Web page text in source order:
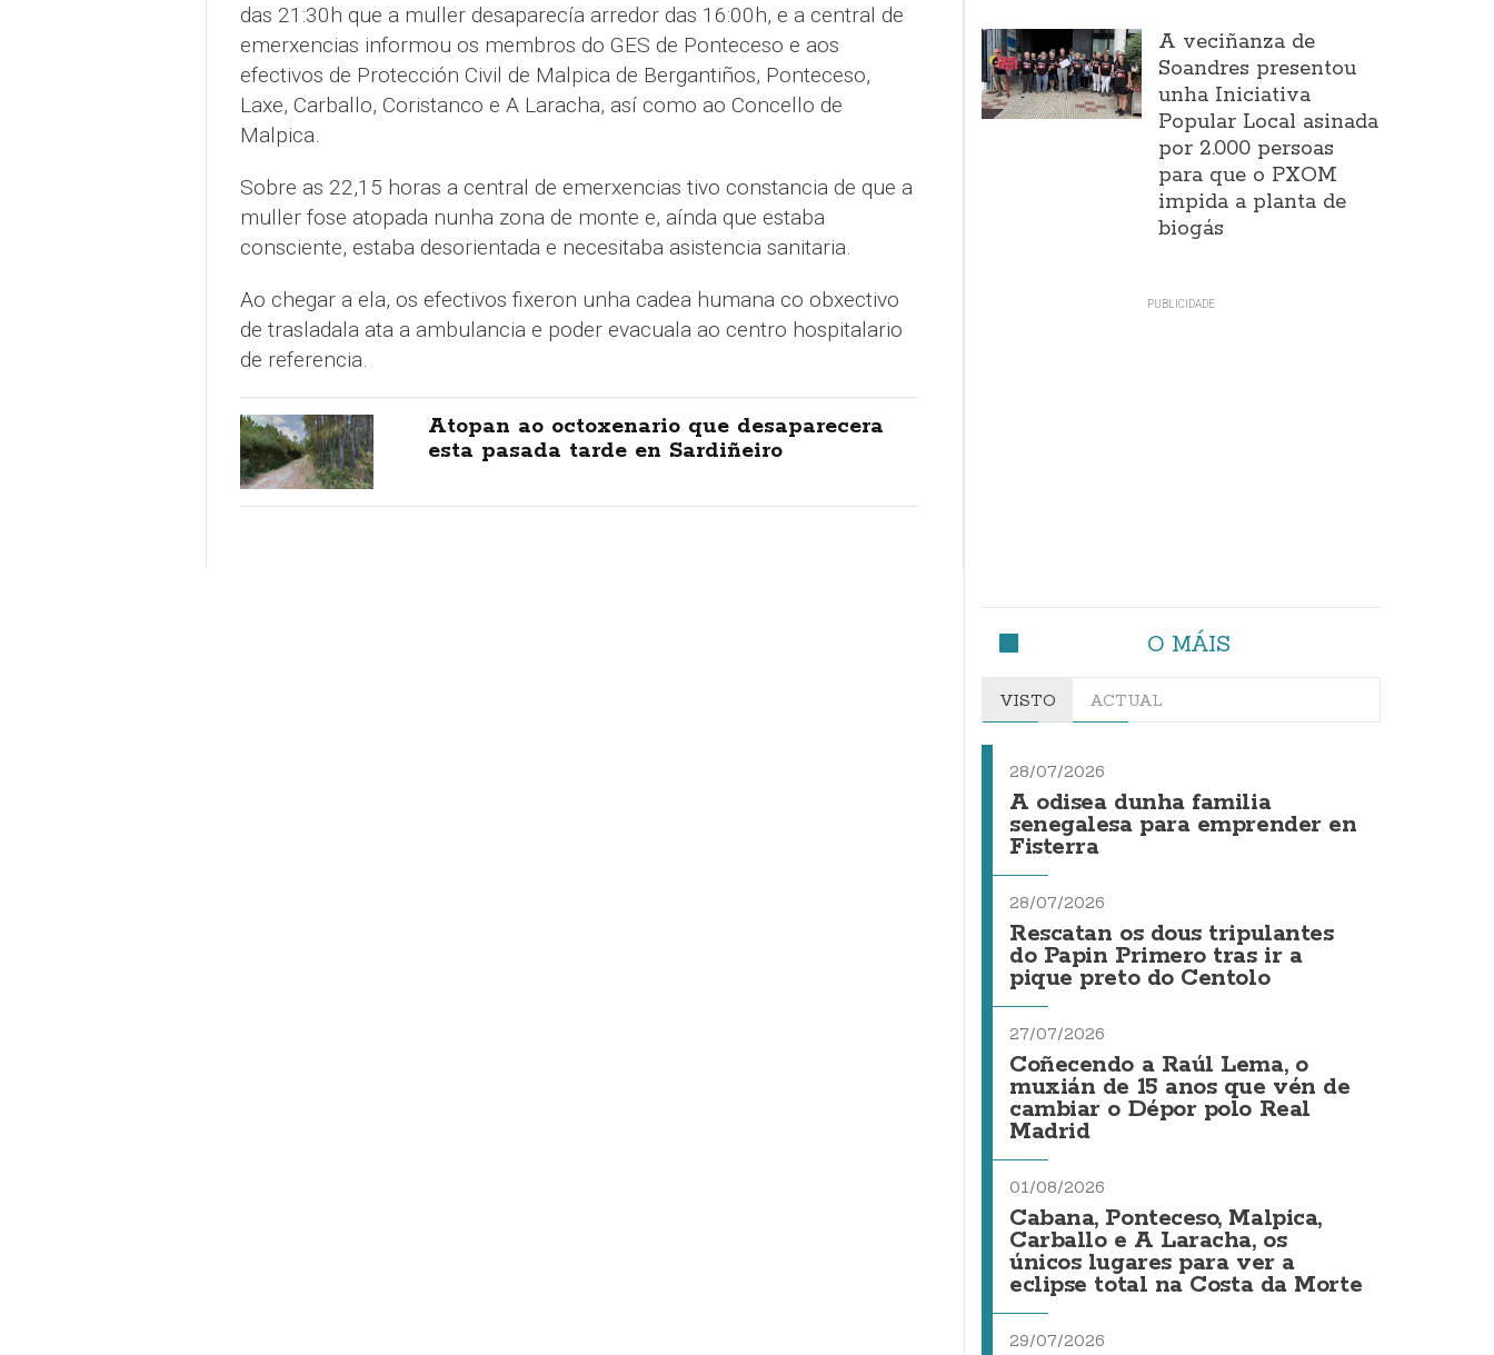
das 21:30h que a muller desaparecía arredor das 16:00h, e a central de
emerxencias informou os membros do GES de Ponteceso e aos
efectivos de Protección Civil de Malpica de Bergantiños, Ponteceso,
Laxe, Carballo, Coristanco e A Laracha, así como ao Concello de
Malpica.
Sobre as 22,15 horas a central de emerxencias tivo constancia de que a
muller fose atopada nunha zona de monte e, aínda que estaba
consciente, estaba desorientada e necesitaba asistencia sanitaria.
Ao chegar a ela, os efectivos fixeron unha cadea humana co obxectivo
de trasladala ata a ambulancia e poder evacuala ao centro hospitalario
de referencia.
Atopan ao octoxenario que desaparecera
esta pasada tarde en Sardiñeiro
A veciñanza de
Soandres presentou
unha Iniciativa
Popular Local asinada
por 2.000 persoas
para que o PXOM
impida a planta de
biogás
O MÁIS
VISTO ACTUAL
28/07/2026
A odisea dunha familia
senegalesa para emprender en
Fisterra
28/07/2026
Rescatan os dous tripulantes
do Papin Primero tras ir a
pique preto do Centolo
27/07/2026
Coñecendo a Raúl Lema, o
muxián de 15 anos que vén de
cambiar o Dépor polo Real
Madrid
01/08/2026
Cabana, Ponteceso, Malpica,
Carballo e A Laracha, os
únicos lugares para ver a
eclipse total na Costa da Morte
29/07/2026